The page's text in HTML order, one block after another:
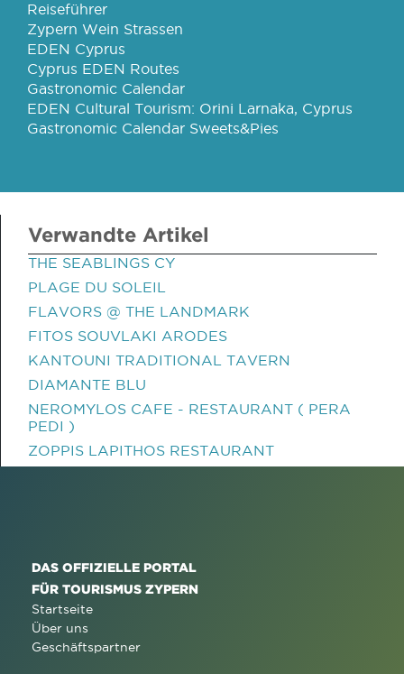
Reiseführer
Zypern Wein Strassen
EDEN Cyprus
Cyprus EDEN Routes
Gastronomic Calendar
EDEN Cultural Tourism: Orini Larnaka, Cyprus
Gastronomic Calendar Sweets&Pies
Verwandte Artikel
THE SEABLINGS CY
PLAGE DU SOLEIL
FLAVORS @ THE LANDMARK
FITOS SOUVLAKI ARODES
KANTOUNI TRADITIONAL TAVERN
DIAMANTE BLU
NEROMYLOS CAFE - RESTAURANT ( PERA
PEDI )
ZOPPIS LAPITHOS RESTAURANT
DAS OFFIZIELLE PORTAL
FÜR TOURISMUS ZYPERN
Startseite
Über uns
Geschäftspartner